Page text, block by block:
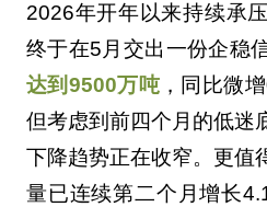
2026年开年以来持续承
终于在5月交出一份企稳
达到9500万吨，同比微
但考虑到前四个月的低迷
下降趋势正在收窄。更值
量已连续第二个月增长